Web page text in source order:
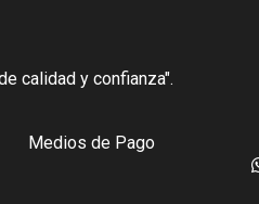
calidad y confianza".
Medios de Pago